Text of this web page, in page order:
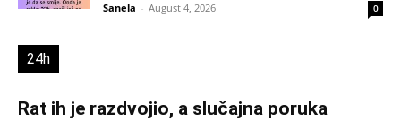
Sanela - August 4, 2026 0
24h
Rat ih je razdvojio, a slučajna poruka